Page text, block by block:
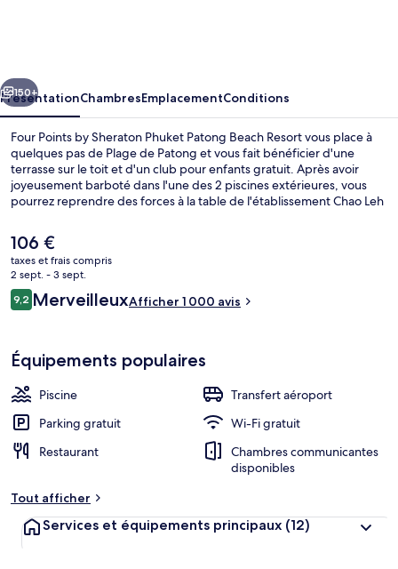
Phuket
Patong
Beach
Resort
Suivant
150+
PrésentationChambresEmplacementConditions
Four Points by Sheraton Phuket Patong Beach Resort vous place à
quelques pas de Plage de Patong et vous fait bénéficier d'une
terrasse sur le toit et d'un club pour enfants gratuit. Après avoir
joyeusement barboté dans l'une des 2 piscines extérieures, vous
pourrez reprendre des forces à la table de l'établissement Chao Leh
Cuisine internationale et est ouvert pour le petit déjeuner et le
déjeuner. Parmi les autres petits avantages de cet hébergement
figurent 2 bars/lounges, un bar en bord de piscine et une salle de
fitness ouverte 24 h/24. Les autres voyageurs adorent la piscine
rafraîchissante et le personnel attentionné.
Le
prix
actuel
est
de
106 €
taxes et frais compris
2 sept. - 3 sept.
Avis
voyageurs
9,29,2 sur 10
MerveilleuxAfficher 1 000 avis
Équipements populaires
Piscine
Transfert aéroport
Parking gratuit
Wi-Fi gratuit
Restaurant
Chambres communicantes
disponibles
Tout afficher
Services et équipements principaux (12)